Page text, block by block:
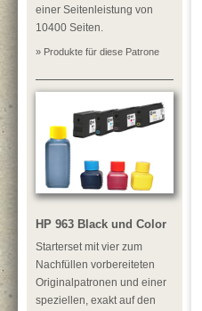
einer Seitenleistung von
10400 Seiten.
» Produkte für diese Patrone
HP 963 Black und Color
Starterset mit vier zum
Nachfüllen vorbereiteten
Originalpatronen und einer
speziellen, exakt auf den